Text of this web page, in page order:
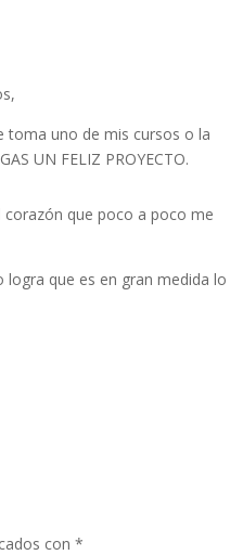
toma uno de mis cursos o la
UN FELIZ PROYECTO.
corazón que poco a poco me
que es en gran medida lo
con*